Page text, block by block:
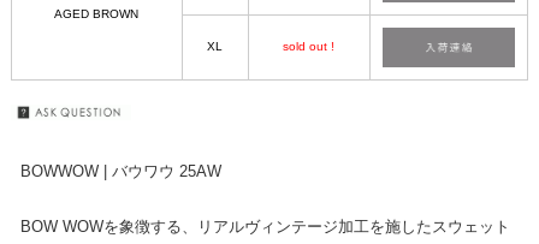
AGED BROWN
XL sold out !
BOWWOW | バウワウ 25AW
BOW WOWを象徴する、リアルヴィンテージ加工を施したスウェット